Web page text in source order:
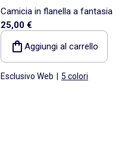
Camicia in flanella a fantasia
25,00 €
Aggiungi al carrello
Esclusivo Web 5 colori